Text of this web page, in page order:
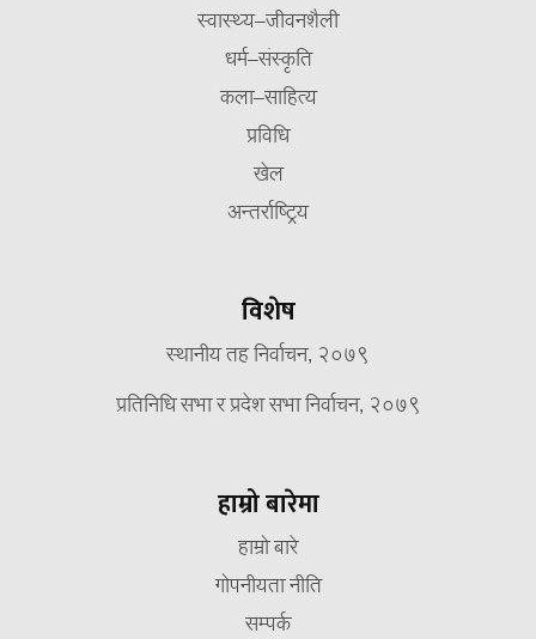
स्वास्थ्य–जीवनशैली
धर्म–संस्कृति
कला–साहित्य
प्रविधि
खेल
अन्तर्राष्ट्रिय
विशेष
स्थानीय तह निर्वाचन, २०७९
प्रतिनिधि सभा र प्रदेश सभा निर्वाचन, २०७९
हाम्रो बारेमा
हाम्रो बारे
गोपनीयता नीति
सम्पर्क